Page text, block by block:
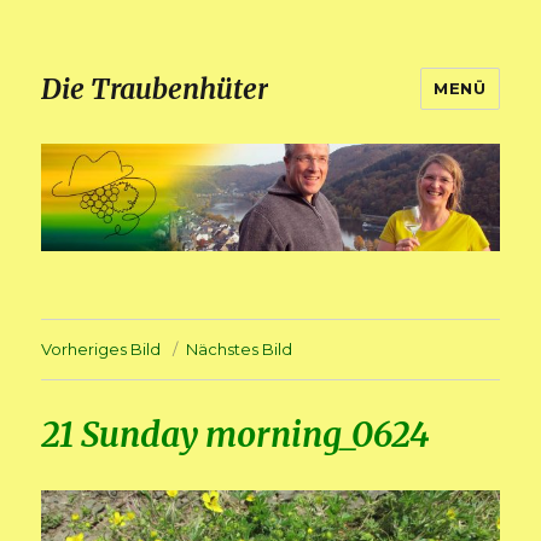
Die Traubenhüter MENÜ
Vorheriges Bild Nächstes Bild
21 Sunday morning_0624